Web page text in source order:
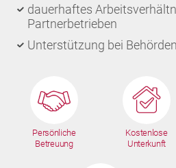
dauerhaftes
Partnerbetrieben
Unterstützung bei
Persönliche
Betreuung
Kostenlose
Unterkunft